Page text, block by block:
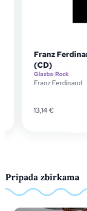
Franz
(CD)
Glazba|Rock
Franz Ferdinand
13,14€
Pripada zbirkama